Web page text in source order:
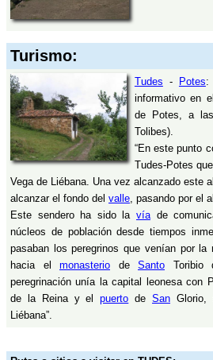
Turismo:
Tudes - Potes:
informativo en
de Potes, a
Tolibes).
“En este punto
Tudes-Potes
Vega de Liébana. Una vez alcanzado este
alcanzar el fondo del valle , pasando por el
Este sendero ha sido la vía de
núcleos de población desde tiempos
pasaban los peregrinos que venían por
hacia el monasterio de Santo Toribio
peregrinación unía la capital leonesa con
de la Reina y elpuerto deSan Glorio,
Liébana”.